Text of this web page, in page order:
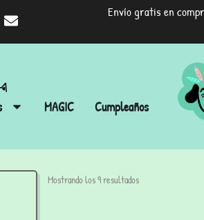
Envío gratis en
MAGIC Cumpleaños
Mostrando los 9 resultados